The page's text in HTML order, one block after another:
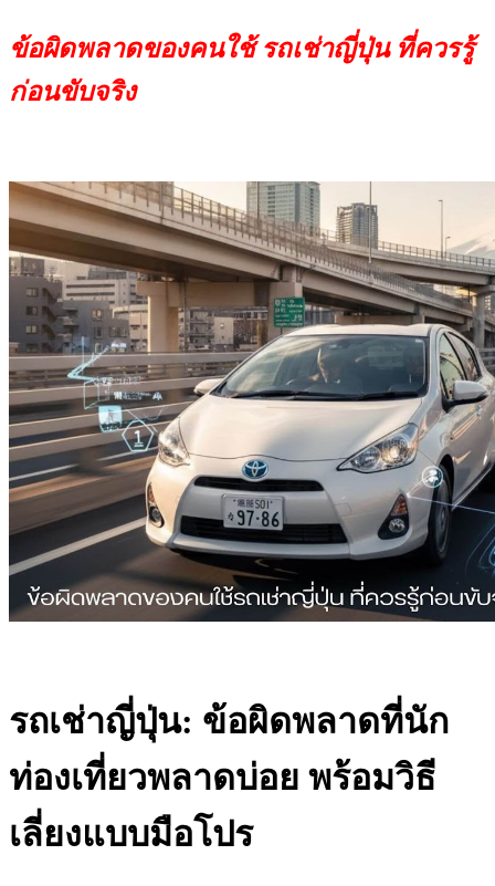
ข้อผิดพลาดของคนใช้ รถเช่าญี่ปุ่น ที่ควรรู้
ก่อนขับจริง
รถเช่าญี่ปุ่น: ข้อผิดพลาดที่นัก
ท่องเที่ยวพลาดบ่อย พร้อมวิธี
เลี่ยงแบบมือโปร